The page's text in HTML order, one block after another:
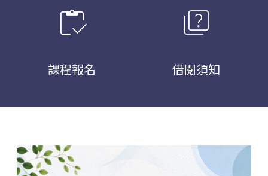
inventory
課程報名
quiz
借閱須知